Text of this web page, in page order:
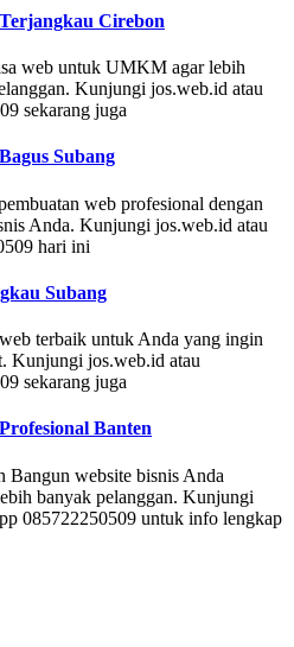
Cirebon
web untuk UMKM agar lebih
Kunjungi jos.web.id atau
sekarang juga
Subang
web profesional dengan
Anda. Kunjungi jos.web.id atau
hari ini
Subang
web terbaik untuk Anda yang ingin
Kunjungi jos.web.id atau
sekarang juga
Banten
Bangun website bisnis Anda
banyak pelanggan. Kunjungi
085722250509 untuk info lengkap